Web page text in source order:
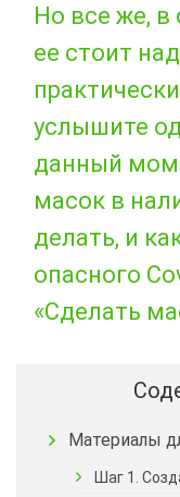
Но все же,
ее стоит
услышите
данный
масок в
делать, и
опасного
«Сделать
Материалы
Шаг 1.